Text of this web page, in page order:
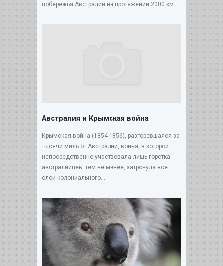
побережья Австралии на протяжении 2000 км....
Австралия и Крымская война
Крымская война (1854-1856), разгоревшаяся за
тысячи миль от Австралии, война, в которой
непосредственно участвовала лишь горстка
австралийцев, тем не менее, затронула все
слои колониального...